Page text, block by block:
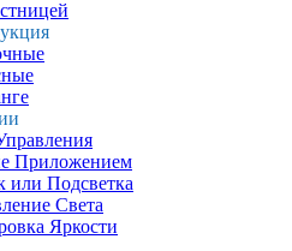
Приложением
или Подсветка
Света
Яркости